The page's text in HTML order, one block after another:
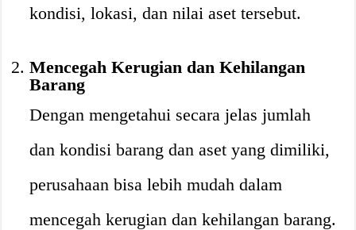
kondisi, lokasi, dan nilai aset tersebut.
Mencegah Kerugian dan Kehilangan
Barang
Dengan mengetahui secara jelas jumlah
dan kondisi barang dan aset yang dimiliki,
perusahaan bisa lebih mudah dalam
mencegah kerugian dan kehilangan barang.